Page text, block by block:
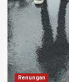
Renungan